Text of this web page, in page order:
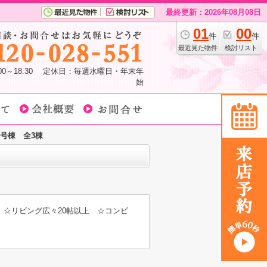
最終更新：2026年08月08日
01件
最近見た物件
00件
検討リスト
～18:30 定休日：毎週水曜日・年末年
始
号棟 全3棟
☆リビング広々20帖以上 ☆コンビ